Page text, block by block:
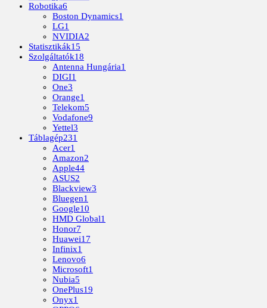
Robotika6
Boston Dynamics1
LG1
NVIDIA2
Statisztikák15
Szolgáltatók18
Antenna Hungária1
DIGI1
One3
Orange1
Telekom5
Vodafone9
Yettel3
Táblagép231
Acer1
Amazon2
Apple44
ASUS2
Blackview3
Bluegen1
Google10
HMD Global1
Honor7
Huawei17
Infinix1
Lenovo6
Microsoft1
Nubia5
OnePlus19
Onyx1